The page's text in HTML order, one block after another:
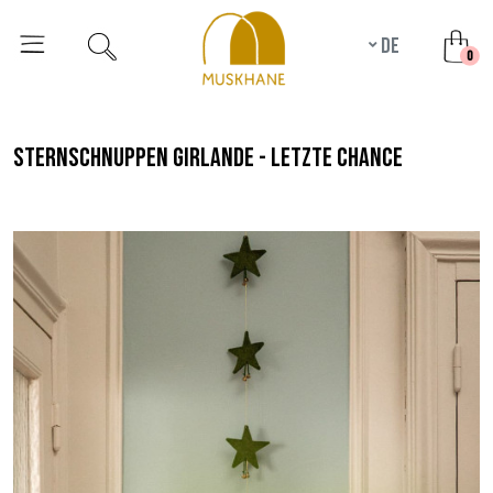
de 0
sternschnuppen girlande - letzte chance